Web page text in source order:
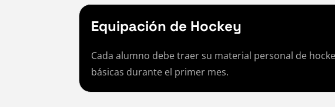
Equipación de Hockey
Cada alumno debe traer su material personal de
básicas durante el primer mes.